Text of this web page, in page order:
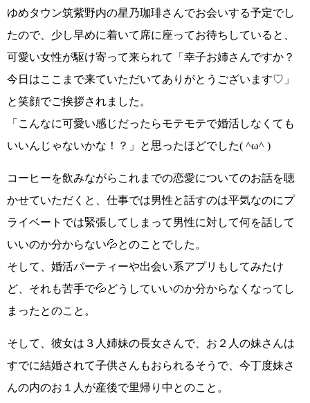
ゆめタウン筑紫野内の星乃珈琲さんでお会いする予定でし
たので、少し早めに着いて席に座ってお待ちしていると、
可愛い女性が駆け寄って来られて
「幸子お姉さんですか？
今日はここまで来ていただいてありがとうございます♡」
と笑顔でご挨拶されました。
「こんなに可愛い感じだったらモテモテで婚活しなくても
いいんじゃないかな！？」
と思ったほどでした( ^ω^ )
コーヒーを飲みながらこれまでの恋愛についてのお話を聴
かせていただくと、仕事では男性と話すのは平気なのにプ
ライベートでは緊張してしまって男性に対して何を話して
いいのか分からない💦とのことでした。
そして、婚活パーティーや出会い系アプリもしてみたけ
ど、それも苦手で💦どうしていいのか分からなくなってし
まったとのこと。
そして、彼女は３人姉妹の長女さんで、 お２人の妹さんは
すでに結婚されて子供さんもおられるそうで、今丁度妹さ
んの内のお１人が産後で里帰り中とのこと。